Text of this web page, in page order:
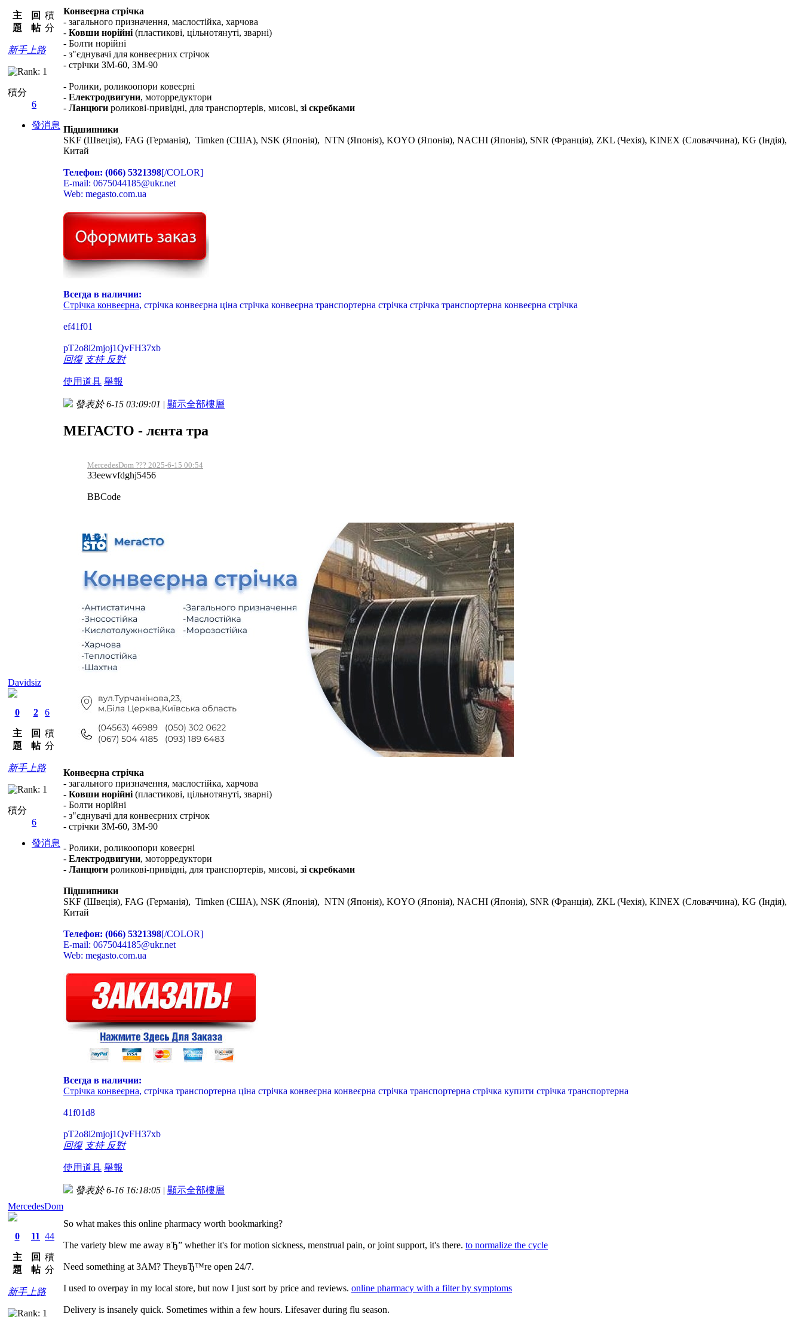
主
題
回
帖
積
分
新手上路
積分
6
發消息
Конвеєрна стрічка
- загального призначення, маслостійка, харчова
- Ковши норійні (пластикові, цільнотянуті, зварні)
- Болти норійні
- з"єднувачі для конвеєрних стрічок
- стрічки ЗМ-60, ЗМ-90
- Ролики, роликоопори ковеєрні
- Електродвигуни, моторредуктори
- Ланцюги роликові-привідні, для транспортерів, мисові, зі скребками
Підшипники
SKF (Швеція), FAG (Германія), Timken (США), NSK (Японія), NTN (Японія), KOYO (Японія), NACHI (Японія), SNR (Франція), ZKL (Чехія), KINEX (Словаччина), KG (Індія),
Китай
Телефон: (066) 5321398[/COLOR]
E-mail: 0675044185@ukr.net
Web: megasto.com.ua
Всегда в наличии:
Стрічка конвеєрна, стрічка конвеєрна ціна стрічка конвеєрна транспортерна стрічка стрічка транспортерна конвеєрна стрічка
ef41f01
pT2o8i2mjoj1QvFH37xb
回復 支持 反對
使用道具 舉報
Davidsiz
0
主
題
2
回
帖
6
積
分
新手上路
積分
6
發消息
發表於 6-15 03:09:01 | 顯示全部樓層
МЕГАСТО - лєнта тра
MercedesDom ??? 2025-6-15 00:54
33eewvfdghj5456
BBCode
Конвеєрна стрічка
- загального призначення, маслостійка, харчова
- Ковши норійні (пластикові, цільнотянуті, зварні)
- Болти норійні
- з"єднувачі для конвеєрних стрічок
- стрічки ЗМ-60, ЗМ-90
- Ролики, роликоопори ковеєрні
- Електродвигуни, моторредуктори
- Ланцюги роликові-привідні, для транспортерів, мисові, зі скребками
Підшипники
SKF (Швеція), FAG (Германія), Timken (США), NSK (Японія), NTN (Японія), KOYO (Японія), NACHI (Японія), SNR (Франція), ZKL (Чехія), KINEX (Словаччина), KG (Індія),
Китай
Телефон: (066) 5321398[/COLOR]
E-mail: 0675044185@ukr.net
Web: megasto.com.ua
Всегда в наличии:
Стрічка конвеєрна, стрічка транспортерна ціна стрічка конвеєрна конвеєрна стрічка транспортерна стрічка купити стрічка транспортерна
41f01d8
pT2o8i2mjoj1QvFH37xb
回復 支持 反對
使用道具 舉報
MercedesDom
0
主
題
11
回
帖
44
積
分
新手上路
發表於 6-16 16:18:05 | 顯示全部樓層
So what makes this online pharmacy worth bookmarking?
The variety blew me away вЂ” whether it's for motion sickness, menstrual pain, or joint support, it's there. to normalize the cycle
Need something at 3AM? TheyвЂ™re open 24/7.
I used to overpay in my local store, but now I just sort by price and reviews. online pharmacy with a filter by symptoms
Delivery is insanely quick. Sometimes within a few hours. Lifesaver during flu season.